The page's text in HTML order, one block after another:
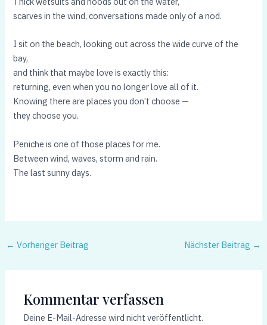
scarves in the wind, conversations made only of a nod.
I sit on the beach, looking out across the wide curve of the
bay,
and think that maybe love is exactly this:
returning, even when you no longer love all of it.
Knowing there are places you don’t choose —
they choose you.
Peniche is one of those places for me.
Between wind, waves, storm and rain.
The last sunny days.
← Vorheriger Beitrag Nächster Beitrag →
Kommentar verfassen
Deine E-Mail-Adresse wird nicht veröffentlicht.